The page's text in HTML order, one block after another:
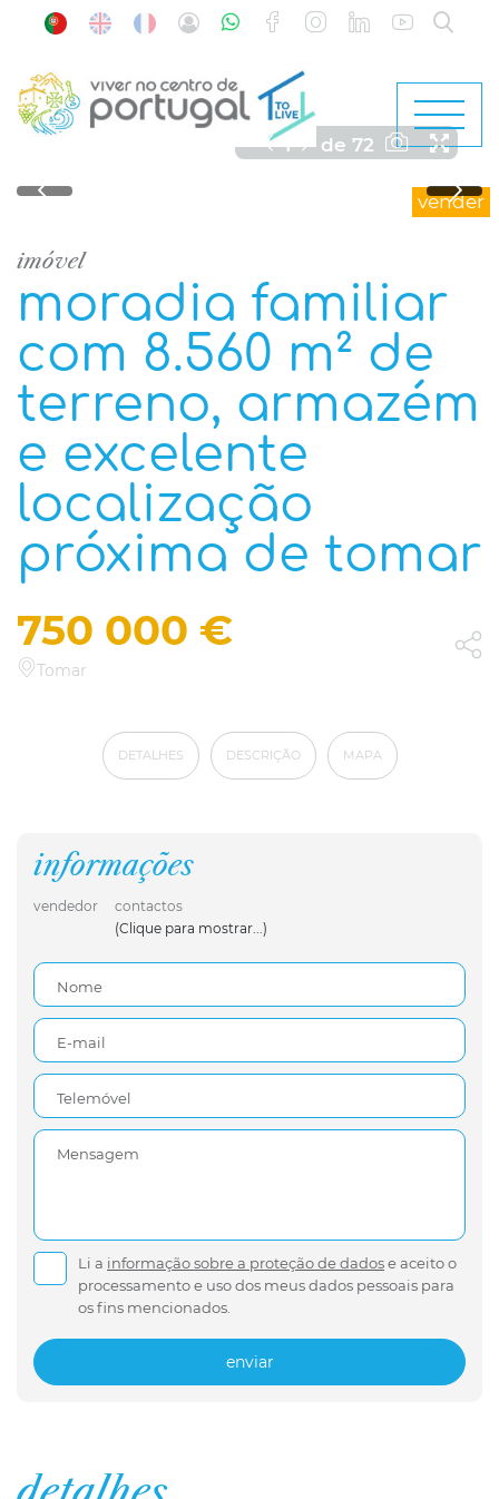
1 de 72
vender
imóvel
moradia familiar
com 8.560 m² de
terreno, armazém
e excelente
localização
próxima de tomar
750 000 €
Tomar
DETALHES DESCRIÇÃO MAPA
informações
vendedor
contactos
(Clique para mostrar...)
Nome
E-mail
Telemóvel
Mensagem
Li a informação sobre a proteção de dadose aceito o
processamento e uso dos meus dados pessoais para
os fins mencionados.
enviar